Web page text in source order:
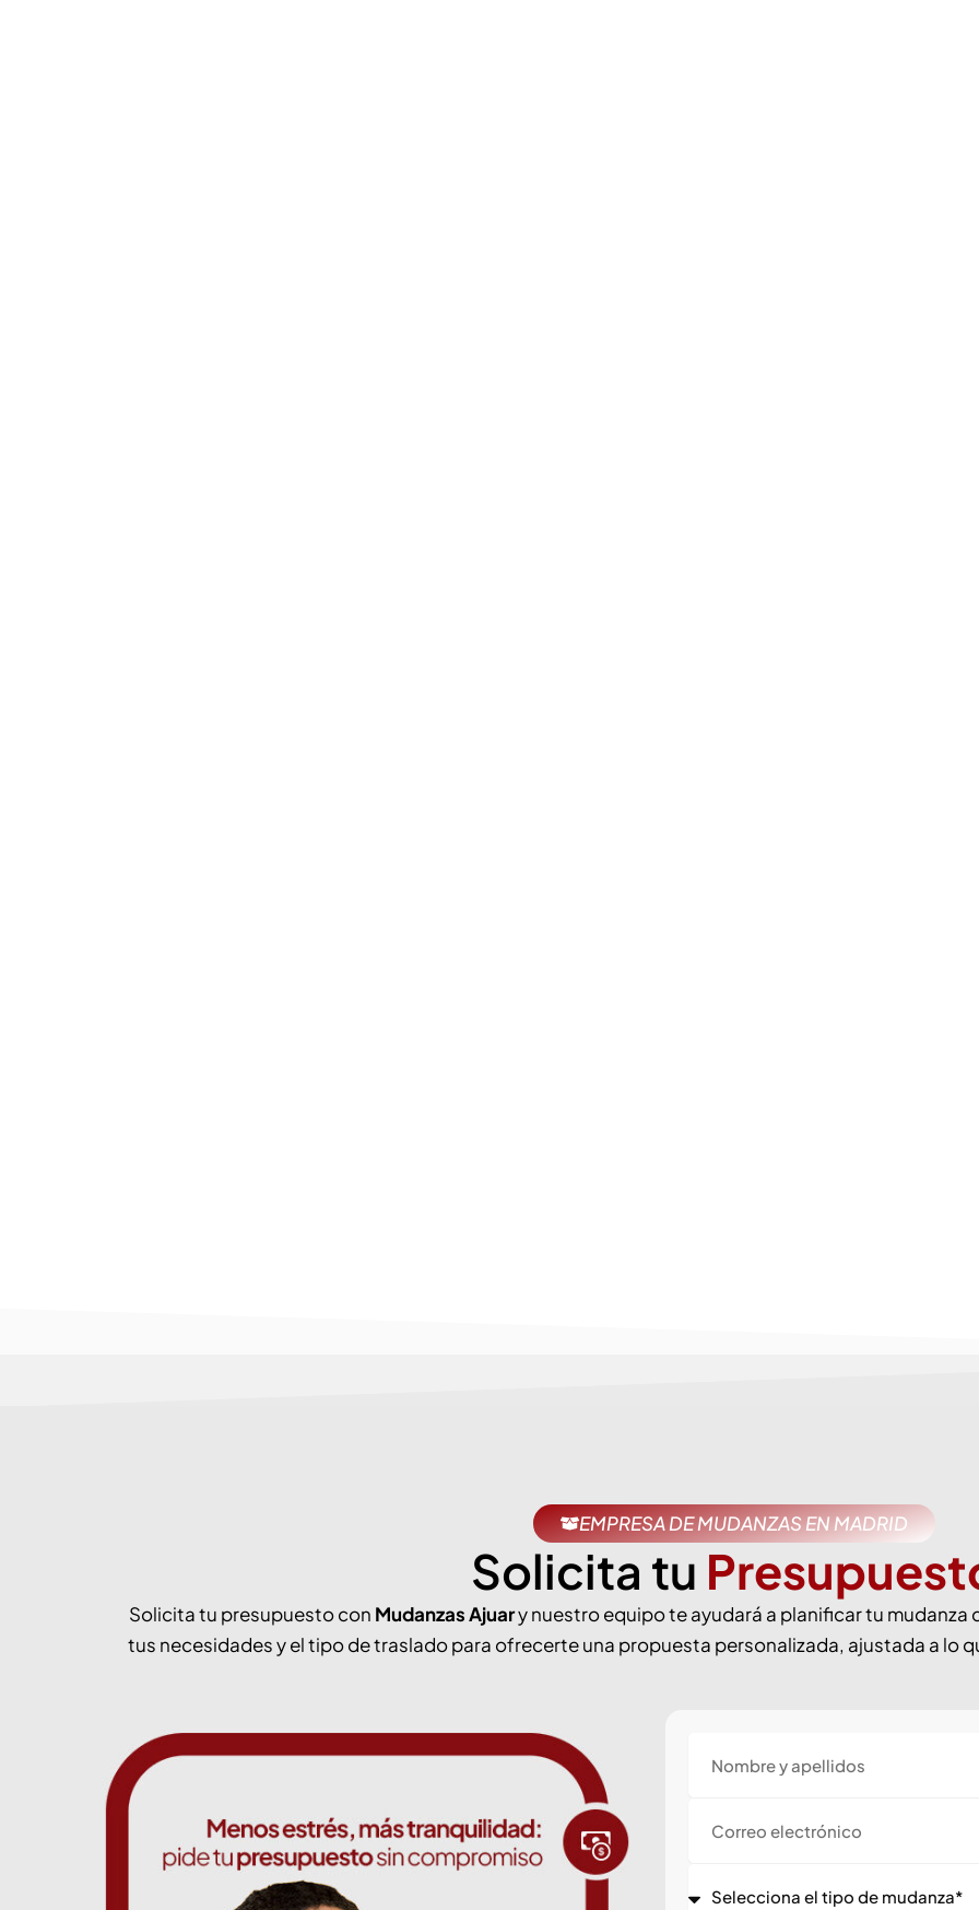
EMPRESA DE MUDANZAS EN MADRID
Solicita tu
Solicita tu presupuesto con Mudanzas Ajuary nuestro equipo te ayudará a planificar tu mudanza
tus necesidades y el tipo de traslado para ofrecerte una propuesta personalizada, ajustada a lo
electrónico